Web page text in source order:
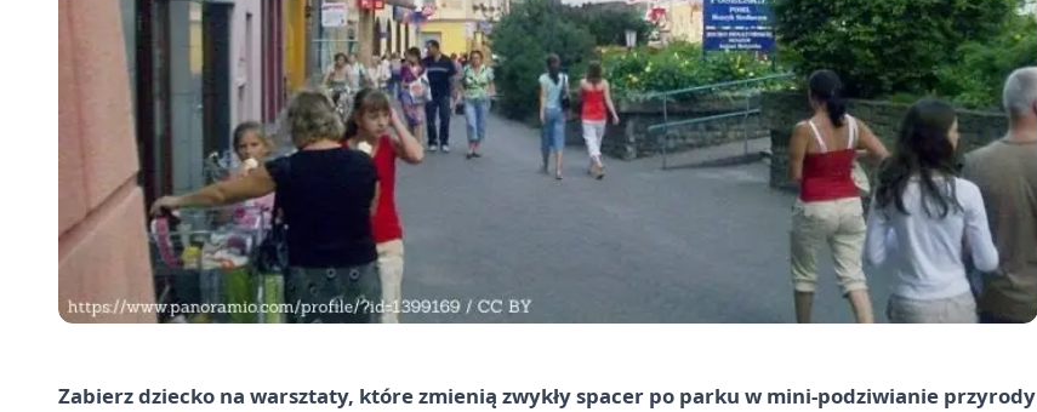
Zabierz dziecko na warsztaty, które zmienią zwykły spacer po parku w mini-podziwianie przyrody